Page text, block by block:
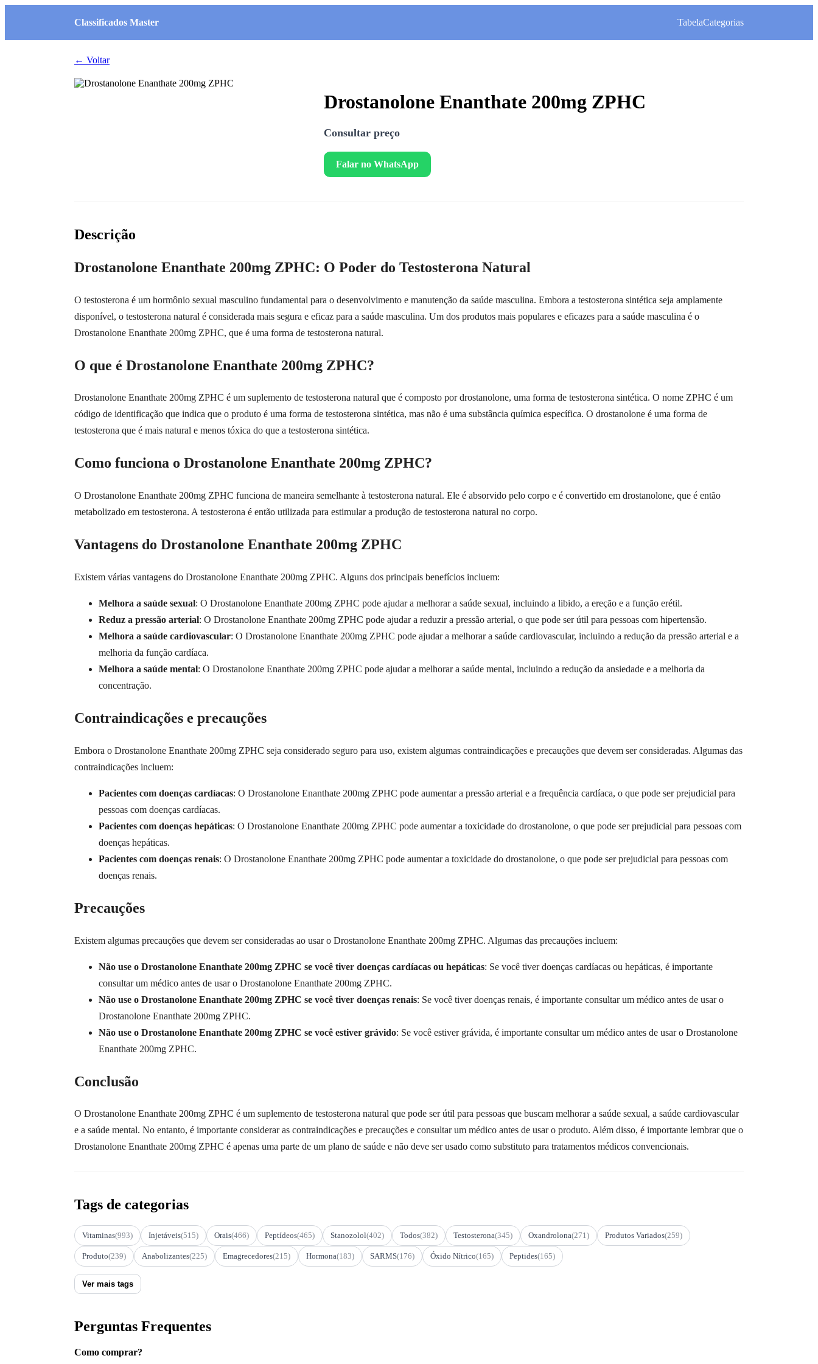
Classificados Master TabelaCategorias
← Voltar
Drostanolone Enanthate 200mg ZPHC
Consultar preço
Falar no WhatsApp
Descrição
Drostanolone Enanthate 200mg ZPHC: O Poder do Testosterona Natural
O testosterona é um hormônio sexual masculino fundamental para o desenvolvimento e manutenção da saúde masculina. Embora a testosterona sintética seja amplamente
disponível, o testosterona natural é considerada mais segura e eficaz para a saúde masculina. Um dos produtos mais populares e eficazes para a saúde masculina é o
Drostanolone Enanthate 200mg ZPHC, que é uma forma de testosterona natural.
O que é Drostanolone Enanthate 200mg ZPHC?
Drostanolone Enanthate 200mg ZPHC é um suplemento de testosterona natural que é composto por drostanolone, uma forma de testosterona sintética. O nome ZPHC é um
código de identificação que indica que o produto é uma forma de testosterona sintética, mas não é uma substância química específica. O drostanolone é uma forma de
testosterona que é mais natural e menos tóxica do que a testosterona sintética.
Como funciona o Drostanolone Enanthate 200mg ZPHC?
O Drostanolone Enanthate 200mg ZPHC funciona de maneira semelhante à testosterona natural. Ele é absorvido pelo corpo e é convertido em drostanolone, que é então
metabolizado em testosterona. A testosterona é então utilizada para estimular a produção de testosterona natural no corpo.
Vantagens do Drostanolone Enanthate 200mg ZPHC
Existem várias vantagens do Drostanolone Enanthate 200mg ZPHC. Alguns dos principais benefícios incluem:
Melhora a saúde sexual: O Drostanolone Enanthate 200mg ZPHC pode ajudar a melhorar a saúde sexual, incluindo a libido, a ereção e a função erétil.
Reduz a pressão arterial: O Drostanolone Enanthate 200mg ZPHC pode ajudar a reduzir a pressão arterial, o que pode ser útil para pessoas com hipertensão.
Melhora a saúde cardiovascular: O Drostanolone Enanthate 200mg ZPHC pode ajudar a melhorar a saúde cardiovascular, incluindo a redução da pressão arterial e a
melhoria da função cardíaca.
Melhora a saúde mental: O Drostanolone Enanthate 200mg ZPHC pode ajudar a melhorar a saúde mental, incluindo a redução da ansiedade e a melhoria da
concentração.
Contraindicações e precauções
Embora o Drostanolone Enanthate 200mg ZPHC seja considerado seguro para uso, existem algumas contraindicações e precauções que devem ser consideradas. Algumas das
contraindicações incluem:
Pacientes com doenças cardíacas: O Drostanolone Enanthate 200mg ZPHC pode aumentar a pressão arterial e a frequência cardíaca, o que pode ser prejudicial para
pessoas com doenças cardíacas.
Pacientes com doenças hepáticas: O Drostanolone Enanthate 200mg ZPHC pode aumentar a toxicidade do drostanolone, o que pode ser prejudicial para pessoas com
doenças hepáticas.
Pacientes com doenças renais: O Drostanolone Enanthate 200mg ZPHC pode aumentar a toxicidade do drostanolone, o que pode ser prejudicial para pessoas com
doenças renais.
Precauções
Existem algumas precauções que devem ser consideradas ao usar o Drostanolone Enanthate 200mg ZPHC. Algumas das precauções incluem:
Não use o Drostanolone Enanthate 200mg ZPHC se você tiver doenças cardíacas ou hepáticas: Se você tiver doenças cardíacas ou hepáticas, é importante
consultar um médico antes de usar o Drostanolone Enanthate 200mg ZPHC.
Não use o Drostanolone Enanthate 200mg ZPHC se você tiver doenças renais: Se você tiver doenças renais, é importante consultar um médico antes de usar o
Drostanolone Enanthate 200mg ZPHC.
Não use o Drostanolone Enanthate 200mg ZPHC se você estiver grávido: Se você estiver grávida, é importante consultar um médico antes de usar o Drostanolone
Enanthate 200mg ZPHC.
Conclusão
O Drostanolone Enanthate 200mg ZPHC é um suplemento de testosterona natural que pode ser útil para pessoas que buscam melhorar a saúde sexual, a saúde cardiovascular
e a saúde mental. No entanto, é importante considerar as contraindicações e precauções e consultar um médico antes de usar o produto. Além disso, é importante lembrar que o
Drostanolone Enanthate 200mg ZPHC é apenas uma parte de um plano de saúde e não deve ser usado como substituto para tratamentos médicos convencionais.
Tags de categorias
Vitaminas(993) Injetáveis(515) Orais(466) Peptídeos(465) Stanozolol(402) Todos(382) Testosterona(345) Oxandrolona(271) Produtos Variados(259)
Produto(239) Anabolizantes(225) Emagrecedores(215) Hormona(183) SARMS(176) Óxido Nítrico(165) Peptides(165)
Ver mais tags
Perguntas Frequentes
Como comprar?